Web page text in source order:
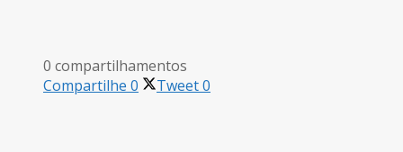
0 compartilhamentos
Compartilhe 0 Tweet0